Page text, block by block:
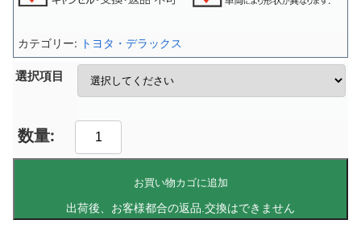
選択項目
お買い物カゴに追加
カテゴリー: トヨタ・デラックス